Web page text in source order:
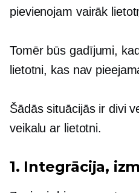
pievienojam vairāk
Tomēr būs gadījumi,
lietotni, kas nav
Šādās situācijās ir divi
veikalu ar lietotni.
1. Integrācija,